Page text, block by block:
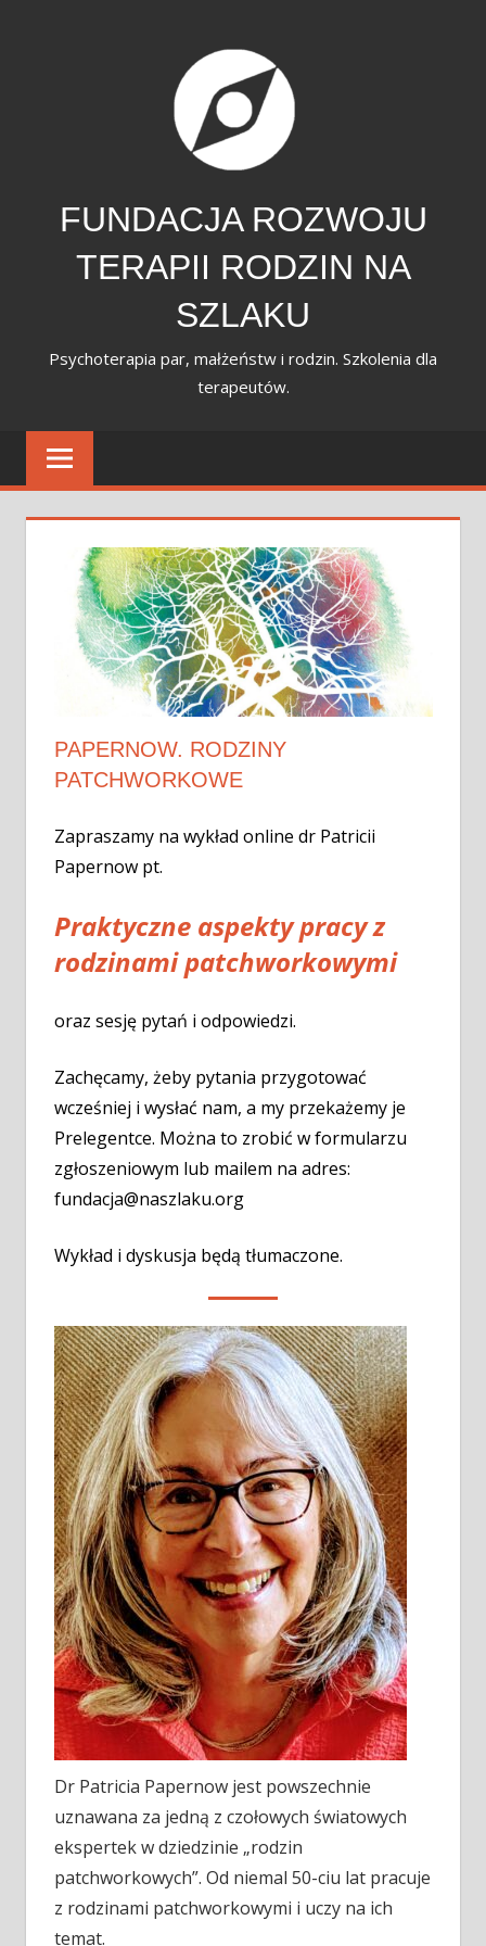
FUNDACJA ROZWOJU
TERAPII RODZIN NA
SZLAKU
Psychoterapia par, małżeństw i rodzin. Szkolenia dla
terapeutów.
PAPERNOW. RODZINY
PATCHWORKOWE
Zapraszamy na wykład online dr Patricii
Papernow pt.
Praktyczne aspekty pracy z
rodzinami patchworkowymi
oraz sesję pytań i odpowiedzi.
Zachęcamy, żeby pytania przygotować
wcześniej i wysłać nam, a my przekażemy je
Prelegentce. Można to zrobić w formularzu
zgłoszeniowym lub mailem na adres:
fundacja@naszlaku.org
Wykład i dyskusja będą tłumaczone.
Dr Patricia Papernow jest powszechnie
uznawana za jedną z czołowych światowych
ekspertek w dziedzinie „rodzin
patchworkowych”. Od niemal 50-ciu lat pracuje
z rodzinami patchworkowymi i uczy na ich
temat.